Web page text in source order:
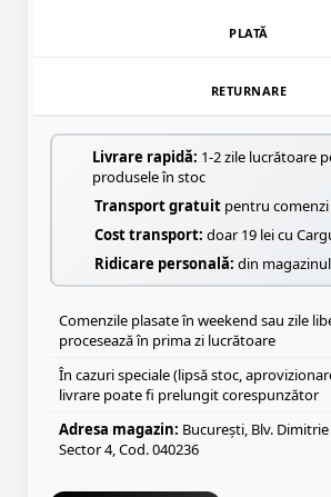
PLATĂ
RETURNARE
Livrare rapidă: 1-2 zile lucrătoare
produsele în stoc
Transport gratuit pentru comenzi
Cost transport: doar 19 lei cu
Ridicare personală: din
Comenzile plasate în weekend sau zile
procesează în prima zi lucrătoare
În cazuri speciale (lipsă stoc,
livrare poate fi prelungit corespunzător
Adresa magazin: București, Blv.
Sector 4, Cod. 040236